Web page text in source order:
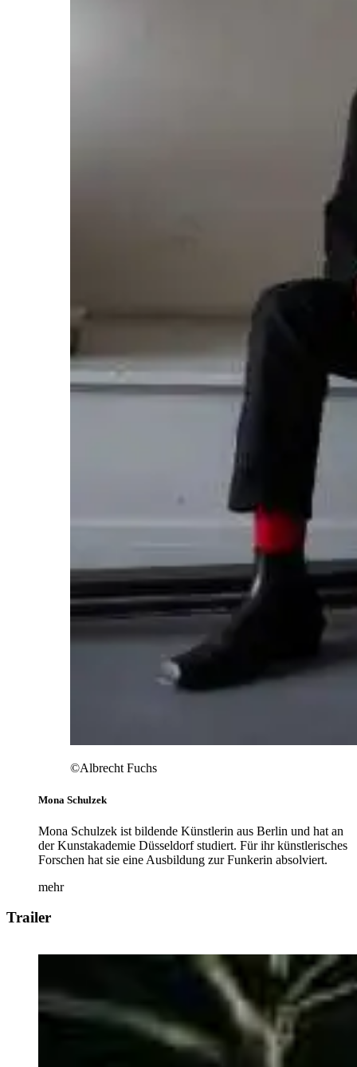
©Albrecht Fuchs
Mona Schulzek
Mona Schulzek ist bildende Künstlerin aus Berlin und hat an
der Kunstakademie Düsseldorf studiert. Für ihr künstlerisches
Forschen hat sie eine Ausbildung zur Funkerin absolviert.
mehr
Trailer